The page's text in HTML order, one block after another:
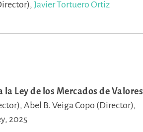
Javier Tortuero Ortiz
la Ley de los Mercados de Valores
Abel B. Veiga Copo (Director),
2025